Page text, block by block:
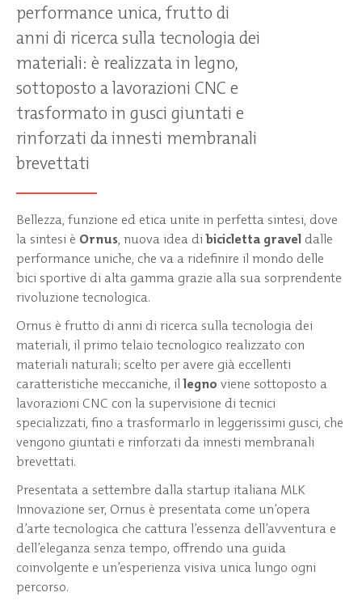
performance unica, frutto di
anni di ricerca sulla tecnologia dei
materiali: è realizzata in legno,
sottoposto a lavorazioni CNC e
trasformato in gusci giuntati e
rinforzati da innesti membranali
brevettati
Bellezza, funzione ed etica unite in perfetta sintesi, dove
la sintesi è Ornus, nuova idea dibicicletta gravel dalle
performance uniche, che va a ridefinire il mondo delle
bici sportive di alta gamma grazie alla sua sorprendente
rivoluzione tecnologica.
Ornus è frutto di anni di ricerca sulla tecnologia dei
materiali, il primo telaio tecnologico realizzato con
materiali naturali; scelto per avere già eccellenti
caratteristiche meccaniche, illegno viene sottoposto a
lavorazioni CNC con la supervisione di tecnici
specializzati, fino a trasformarlo in leggerissimi gusci, che
vengono giuntati e rinforzati da innesti membranali
brevettati.
Presentata a settembre dalla startup italiana MLK
Innovazione ser, Ornus è presentata come un’opera
d’arte tecnologica che cattura l’essenza dell’avventura e
dell’eleganza senza tempo, offrendo una guida
coinvolgente e un’esperienza visiva unica lungo ogni
percorso.